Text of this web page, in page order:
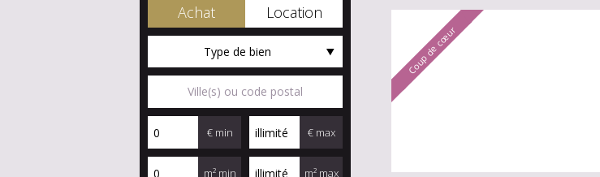
Achat Location
Type de bien
€ min € max
m² min m² max
Coup de cœur